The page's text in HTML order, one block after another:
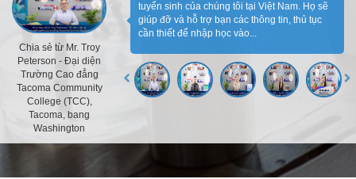
Chia sẻ từ Mr. Troy
Peterson - Đại diện
Trường Cao đẳng
Tacoma Community
College (TCC),
Tacoma, bang
Washington
tuyển sinh của chúng tôi tại Việt Nam. Họ sẽ
giúp đỡ và hỗ trợ bạn các thông tin, thủ tục
cần thiết để nhập học vào...